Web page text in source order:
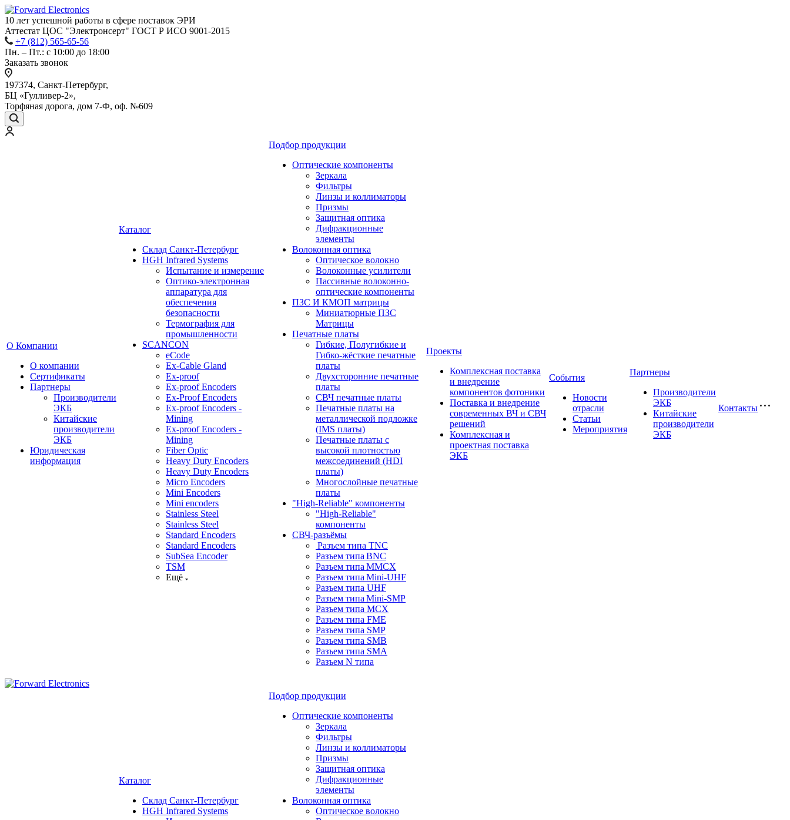
10 лет успешной работы в сфере поставок ЭРИ
Аттестат ЦОС "Электронсерт" ГОСТ Р ИСО 9001-2015
+7 (812) 565-65-56
Пн. – Пт.: с 10:00 до 18:00
Заказать звонок
197374, Санкт-Петербург,
БЦ «Гулливер-2»,
Торфяная дорога, дом 7-Ф, оф. №609
О Компании
О компании
Сертификаты
Партнеры
Производители
ЭКБ
Китайские
производители
ЭКБ
Юридическая
информация
Каталог
Cклад Санкт-Петербург
HGH Infrared Systems
Испытание и измерение
Оптико-электронная
аппаратура для
обеспечения
безопасности
Термография для
промышленности
SCANCON
eCode
Ex-Cable Gland
Ex-proof
Ex-proof Encoders
Ex-Proof Encoders
Ex-proof Encoders -
Mining
Ex-proof Encoders -
Mining
Fiber Optic
Heavy Duty Encoders
Heavy Duty Encoders
Micro Encoders
Mini Encoders
Mini encoders
Stainless Steel
Stainless Steel
Standard Encoders
Standard Encoders
SubSea Encoder
TSM
Ещё
Подбор продукции
Оптические компоненты
Зеркала
Фильтры
Линзы и коллиматоры
Призмы
Защитная оптика
Дифракционные
элементы
Волоконная оптика
Оптическое волокно
Волоконные усилители
Пассивные волоконно-
оптические компоненты
ПЗС И КМОП матрицы
Миниатюрные ПЗС
Матрицы
Печатные платы
Гибкие, Полугибкие и
Гибко-жёсткие печатные
платы
Двухсторонние печатные
платы
СВЧ печатные платы
Печатные платы на
металлической подложке
(IMS платы)
Печатные платы с
высокой плотностью
межсоединений (HDI
платы)
Многослойные печатные
платы
"High-Reliable" компоненты
"High-Reliable"
компоненты
СВЧ-разъёмы
Разъем типа TNC
Разъем типа BNC
Разъем типа MMCX
Разъем типа Mini-UHF
Разъем типа UHF
Разъем типа Mini-SMP
Разъем типа MCX
Разъем типа FME
Разъем типа SMP
Разъем типа SMB
Разъем типа SMA
Разъем N типа
Проекты
Комплексная поставка
и внедрение
компонентов фотоники
Поставка и внедрение
современных ВЧ и СВЧ
решений
Комплексная и
проектная поставка
ЭКБ
События
Новости
отрасли
Статьи
Мероприятия
Партнеры
Производители
ЭКБ
Китайские
производители
ЭКБ
Контакты
Каталог
Cклад Санкт-Петербург
HGH Infrared Systems
Подбор продукции
Оптические компоненты
Зеркала
Фильтры
Линзы и коллиматоры
Призмы
Защитная оптика
Дифракционные
элементы
Волоконная оптика
Оптическое волокно